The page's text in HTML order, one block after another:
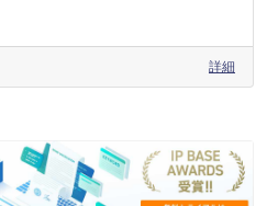
詳細